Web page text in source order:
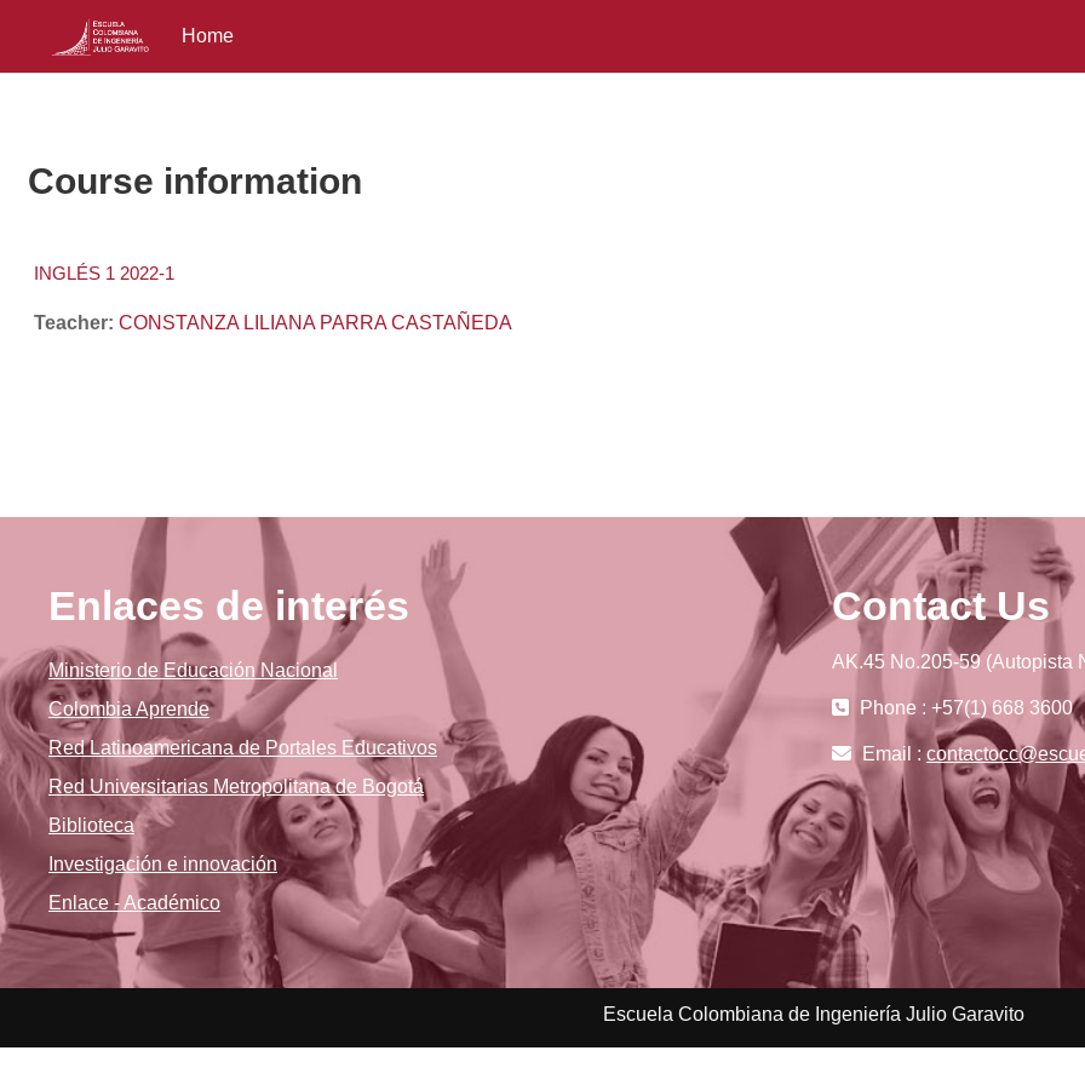
Home
Course information
INGLÉS 1 2022-1
Teacher: CONSTANZA LILIANA PARRA CASTAÑEDA
Enlaces de interés
Ministerio de Educación Nacional
Colombia Aprende
Red Latinoamericana de Portales Educativos
Red Universitarias Metropolitana de Bogotá
Biblioteca
Investigación e innovación
Enlace - Académico
Contact Us
AK.45 No.205-59 (Autopista
Phone : +57(1) 668 3600
Email :
Escuela Colombiana de Ingeniería Julio Garavito